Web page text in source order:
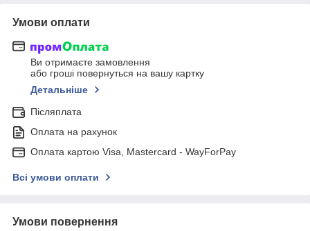
Умови оплати
Ви отримаєте замовлення
або гроші повернуться на вашу картку
Детальніше
Післяплата
Оплата на рахунок
Оплата картою Visa, Mastercard - WayForPay
Всі умови оплати
Умови повернення